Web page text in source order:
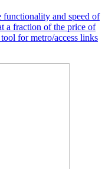
and speed of
a fraction of the price of
for metro/access links